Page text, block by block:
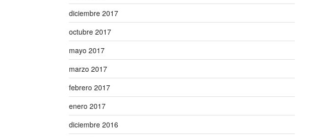
diciembre 2017
octubre 2017
mayo 2017
marzo 2017
febrero 2017
enero 2017
diciembre 2016